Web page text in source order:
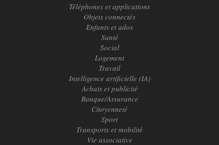
Téléphones et applications
Objets connectés
Enfants et ados
Santé
Social
Logement
Travail
Intelligence artificielle (IA)
Achats et publicité
Banque/Assurance
Citoyenneté
Sport
Transports et mobilité
Vie associative